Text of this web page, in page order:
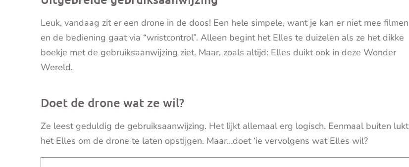
Leuk, vandaag zit er een drone in de doos! Een hele simpele, want je kan er niet mee filmen
en de bediening gaat via “wristcontrol”. Alleen begint het Elles te duizelen als ze het dikke
boekje met de gebruiksaanwijzing ziet. Maar, zoals altijd: Elles duikt ook in deze Wonder
Wereld.
Doet de drone wat ze wil?
Ze leest geduldig de gebruiksaanwijzing. Het lijkt allemaal erg logisch. Eenmaal buiten lukt
het Elles om de drone te laten opstijgen. Maar…doet ‘ie vervolgens wat Elles wil?